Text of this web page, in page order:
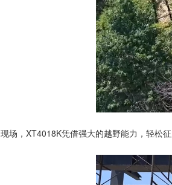
现场，XT4018K凭借强大的越野能力，轻松